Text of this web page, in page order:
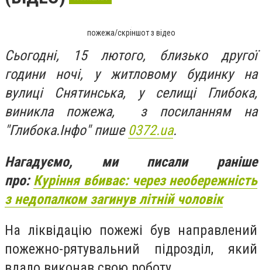
пожежа/скріншот з відео
Сьогодні, 15 лютого, близько другої
години ночі, у житловому будинку на
вулиці Снятинська, у селищі Глибока,
виникла пожежа, з посиланням на
"Глибока.Інфо" пише 0372.ua.
Нагадуємо, ми писали раніше
про:Куріння вбиває: через необережність
з недопалком загинув літній чоловік
На ліквідацію пожежі був направлений
пожежно-рятувальний підрозділ, який